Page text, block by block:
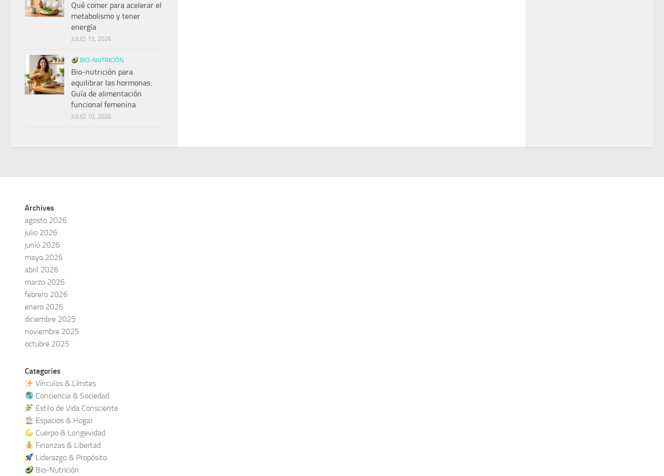
Qué comer para acelerar el
metabolismo y tener
energía
JULIO 13, 2026
BIO-NUTRICIÓN
Bio-nutrición para
equilibrar las hormonas:
Guía de alimentación
funcional femenina
JULIO 10, 2026
Archives
agosto 2026
julio 2026
junio 2026
mayo 2026
abril 2026
marzo 2026
febrero 2026
enero 2026
diciembre 2025
noviembre 2025
octubre 2025
Categories
Vínculos & Límites
Conciencia & Sociedad
Estilo de Vida Consciente
Espacios & Hogar
Cuerpo & Longevidad
Finanzas & Libertad
Liderazgo & Propósito
Bio-Nutrición